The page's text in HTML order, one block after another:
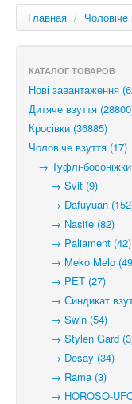
Главная / Чоловіче
КАТАЛОГ ТОВАРОВ
Нові завантаження
Дитяче взуття
Кросівки (36885)
Чоловіче взуття (17)
→ Туфлі-
→ Svit (9)
→ Dafuyuan
→ Nasite (82)
→ Paliament (42)
→ Meko Melo
→ PET (27)
→ Синдикат
→ Swin (54)
→ Stylen Gard
→ Desay (34)
→ Rama (3)
→ HOROSO-